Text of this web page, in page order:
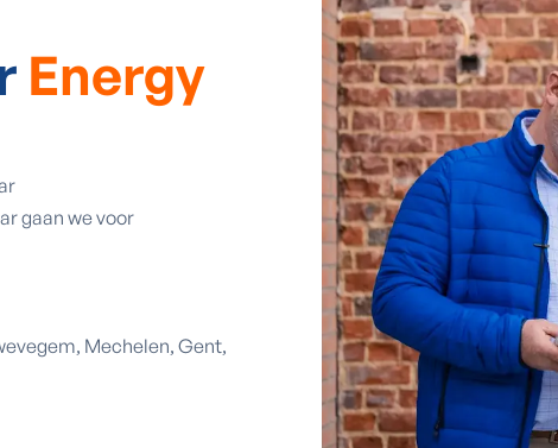
Energy
gaan we voor
Mechelen, Gent,